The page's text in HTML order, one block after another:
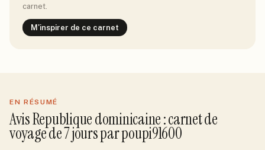
carnet.
M'inspirer de ce carnet
EN RÉSUMÉ
AvisRepublique dominicaine: carnet de
voyage de7joursparpoupi91600